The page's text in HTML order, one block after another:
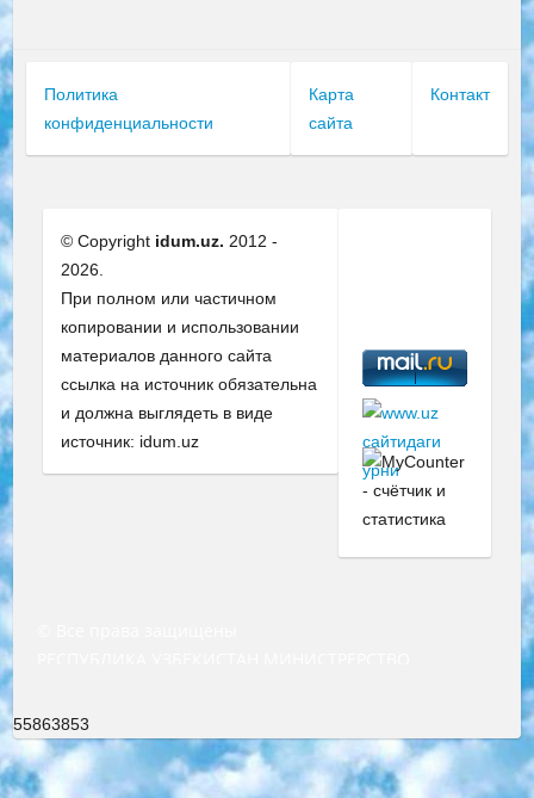
Политика
конфиденциальности
Карта
сайта
Контакт
© Copyright idum.uz. 2012 -
2026.
При полном или частичном
копировании и использовании
материалов данного сайта
ссылка на источник обязательна
и должна выглядеть в виде
источник: idum.uz
55863853